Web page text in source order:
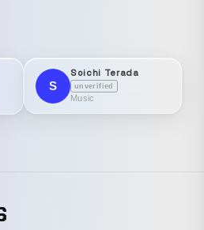
S
Soichi Terada
unverified
Music